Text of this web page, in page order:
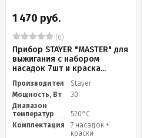
1 470 руб.
(0)
Прибор STAYER "MASTER" для
выжигания с набором
насадок 7шт и краска...
Производитель
Stayer
Мощность, Вт
30
Диапазон
температур
520°С
Комплектация
7 насадок +
краски